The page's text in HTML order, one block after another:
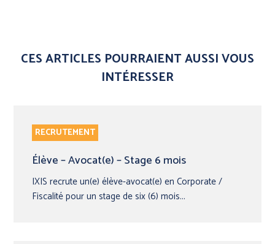
CES ARTICLES POURRAIENT AUSSI VOUS
INTÉRESSER
RECRUTEMENT
Élève – Avocat(e) – Stage 6 mois
IXIS recrute un(e) élève-avocat(e) en Corporate /
Fiscalité pour un stage de six (6) mois...